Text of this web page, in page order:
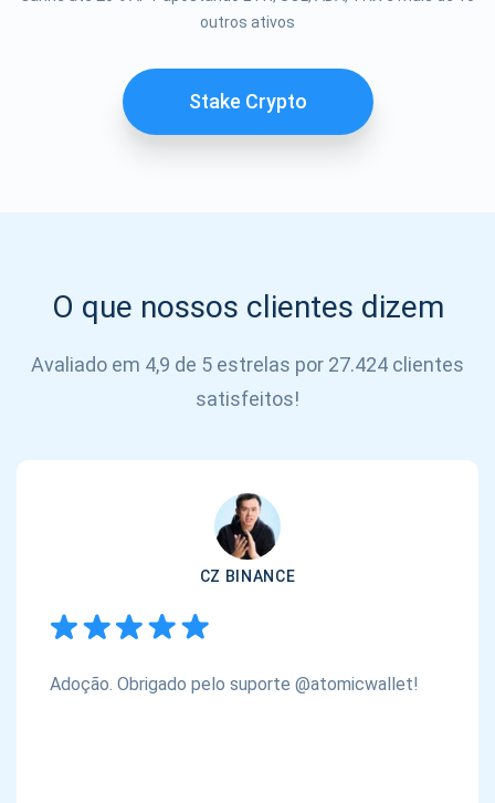
outros ativos
Stake Crypto
O que nossos clientes dizem
Avaliado em 4,9 de 5 estrelas por 27.424 clientes
satisfeitos!
CZ BINANCE
Adoção. Obrigado pelo suporte @atomicwallet!
SE
INSCREVER